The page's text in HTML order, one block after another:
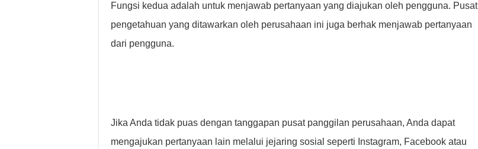
Fungsi kedua adalah untuk menjawab pertanyaan yang diajukan oleh pengguna. Pusat
pengetahuan yang ditawarkan oleh perusahaan ini juga berhak menjawab pertanyaan
dari pengguna.
Jika Anda tidak puas dengan tanggapan pusat panggilan perusahaan, Anda dapat
mengajukan pertanyaan lain melalui jejaring sosial seperti Instagram, Facebook atau